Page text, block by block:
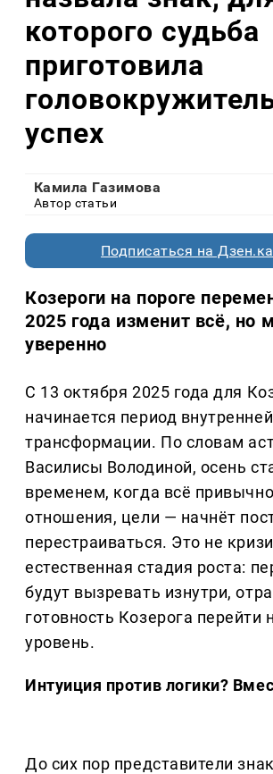
которого судьба
приготовила
успех
Камила Газимова
Автор статьи
Подписаться на
Козероги на пороге
2025 года изменит всё, но
уверенно
С 13 октября 2025 года для
начинается период внутренней
трансформации. По словам
Василисы Володиной, осень
временем, когда всё
отношения, цели — начнёт
перестраиваться. Это не
естественная стадия роста:
будут вызревать изнутри,
готовность Козерога перейти
уровень.
Интуиция против логики?
До сих пор представители